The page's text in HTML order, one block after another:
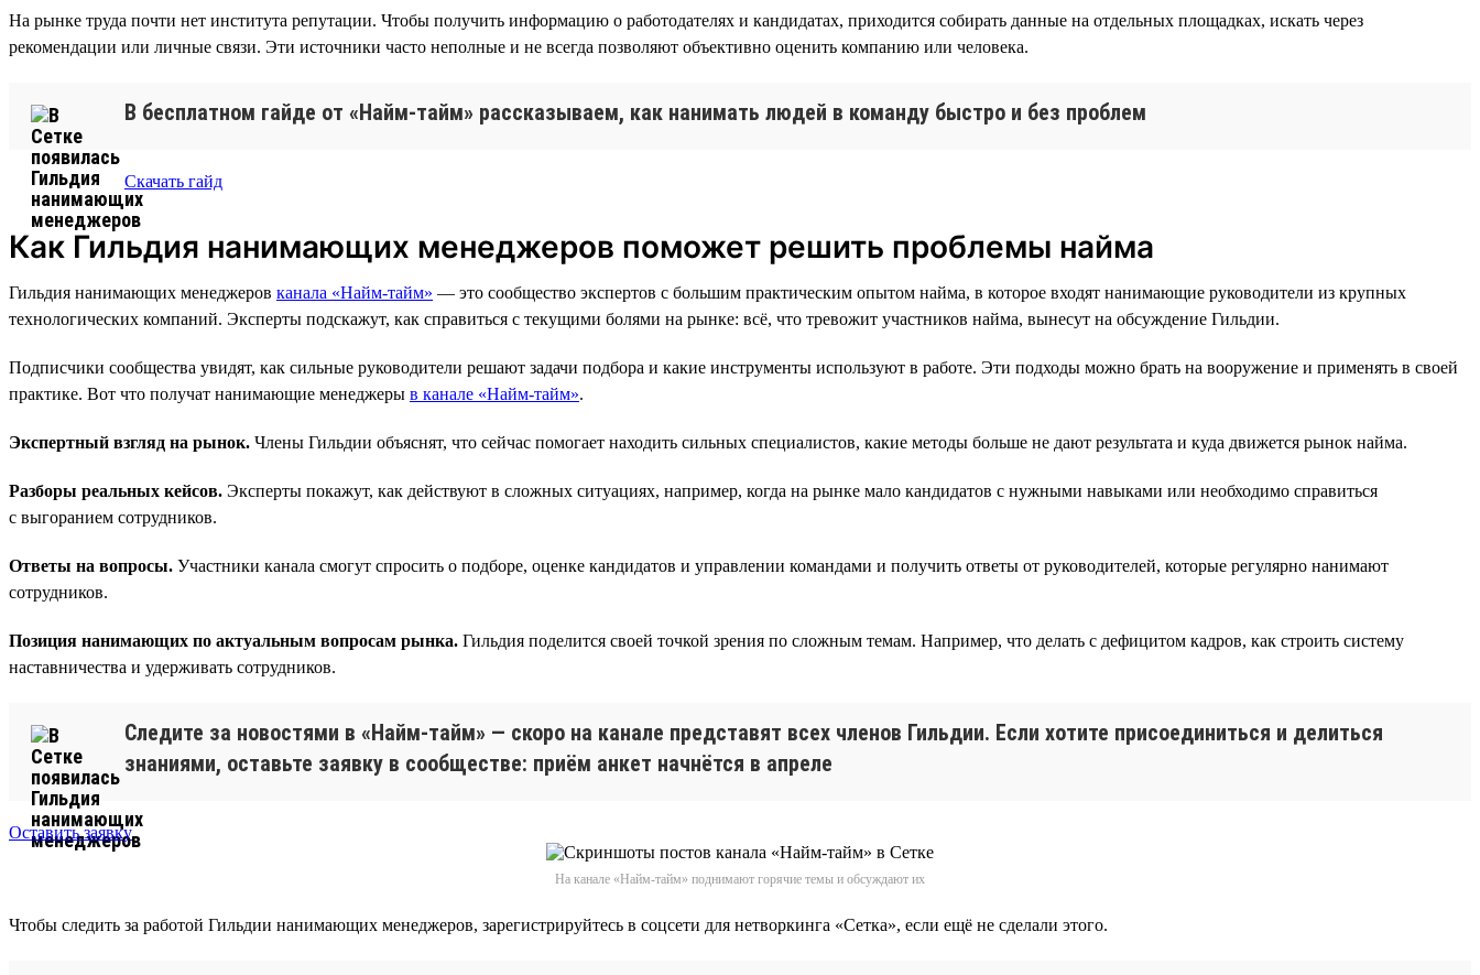
На рынке труда почти нет института репутации. Чтобы получить информацию о работодателях и кандидатах, приходится собирать данные на отдельных площадках, искать через
рекомендации или личные связи. Эти источники часто неполные и не всегда позволяют объективно оценить компанию или человека.
В бесплатном гайде от «Найм-тайм» рассказываем, как нанимать людей в команду быстро и без проблем
Скачать гайд
Как Гильдия нанимающих менеджеров поможет решить проблемы найма
Гильдия нанимающих менеджеров канала «Найм-тайм» — это сообщество экспертов с большим практическим опытом найма, в которое входят нанимающие руководители из крупных
технологических компаний. Эксперты подскажут, как справиться с текущими болями на рынке: всё, что тревожит участников найма, вынесут на обсуждение Гильдии.
Подписчики сообщества увидят, как сильные руководители решают задачи подбора и какие инструменты используют в работе. Эти подходы можно брать на вооружение и применять в своей
практике. Вот что получат нанимающие менеджеры в канале «Найм-тайм».
Экспертный взгляд на рынок. Члены Гильдии объяснят, что сейчас помогает находить сильных специалистов, какие методы больше не дают результата и куда движется рынок найма.
Разборы реальных кейсов. Эксперты покажут, как действуют в сложных ситуациях, например, когда на рынке мало кандидатов с нужными навыками или необходимо справиться
с выгоранием сотрудников.
Ответы на вопросы. Участники канала смогут спросить о подборе, оценке кандидатов и управлении командами и получить ответы от руководителей, которые регулярно нанимают
сотрудников.
Позиция нанимающих по актуальным вопросам рынка. Гильдия поделится своей точкой зрения по сложным темам. Например, что делать с дефицитом кадров, как строить систему
наставничества и удерживать сотрудников.
Следите за новостями в «Найм-тайм» — скоро на канале представят всех членов Гильдии. Если хотите присоединиться и делиться
знаниями, оставьте заявку в сообществе: приём анкет начнётся в апреле
Оставить заявку
На канале «Найм-тайм» поднимают горячие темы и обсуждают их
Чтобы следить за работой Гильдии нанимающих менеджеров, зарегистрируйтесь в соцсети для нетворкинга «Сетка», если ещё не сделали этого.